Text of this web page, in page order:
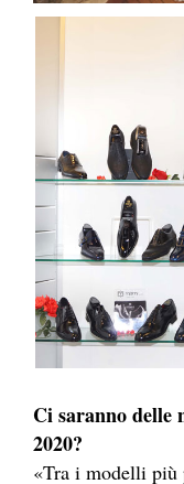
Ci saranno delle
2020?
«Tra i modelli più